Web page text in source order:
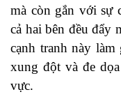
mà còn gắn với sự
cả hai bên đều đẩy
cạnh tranh này
xung đột và đe
vực.